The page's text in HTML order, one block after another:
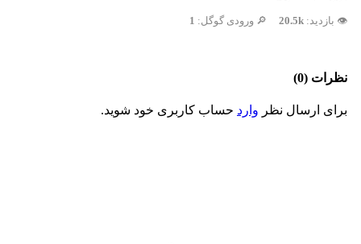
👁️ بازدید: 20.5k 🔎 ورودی گوگل: 1
نظرات (0)
برای ارسال نظر وارد حساب کاربری خود شوید.